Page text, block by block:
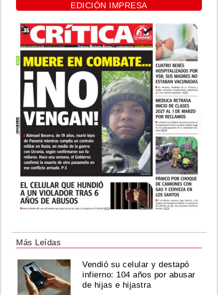
EDICIÓN IMPRESA
Más Leídas
Vendió su celular y destapó
infierno: 104 años por abusar
de hijas e hijastra